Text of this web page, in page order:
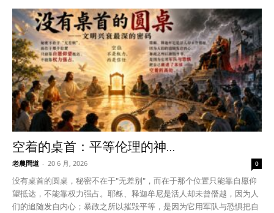
空着的桌首：平等伦理的神...
老農問道 - 20 6 月, 2026 0
没有桌首的圆桌，秘密不在于"无差别"，而在于那个位置只能靠自愿仰
望抵达，不能靠权力强占。耶稣、释迦牟尼是活人却未曾僭越，因为人
们的追随发自内心；暴政之所以摧毁平等，是因为它用军队与恐惧把自